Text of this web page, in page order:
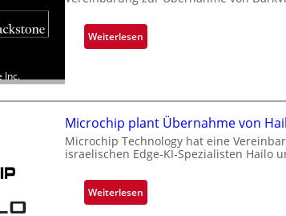
Inc.
Weiterlesen:
B
c
k
s
t
e
Microchip plant Übernahme von
Microchip Technology hat eine
israelischen Edge-KI-Spezialisten Hailo
Weiterlesen:
M